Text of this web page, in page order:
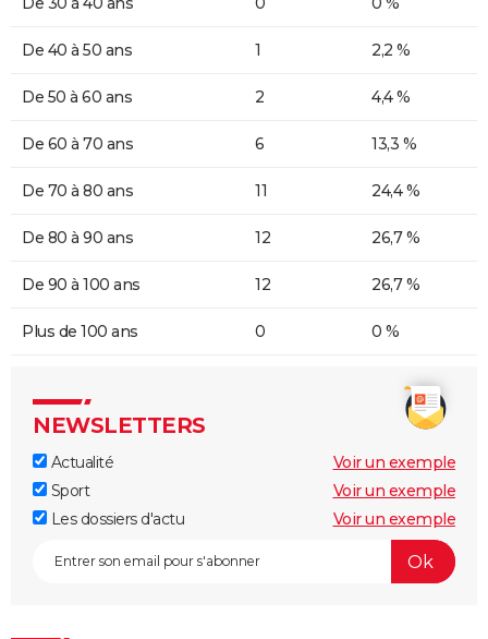
De 40 à 50 ans 1 2,2 %
De 50 à 60 ans 2 4,4 %
De 60 à 70 ans 6 13,3 %
De 70 à 80 ans 11 24,4 %
De 80 à 90 ans 12 26,7 %
De 90 à 100 ans 12 26,7 %
Plus de 100 ans 0 0 %
NEWSLETTERS
Actualité
Voir un exemple
Sport
Voir un exemple
Les dossiers d'actu
Voir un exemple